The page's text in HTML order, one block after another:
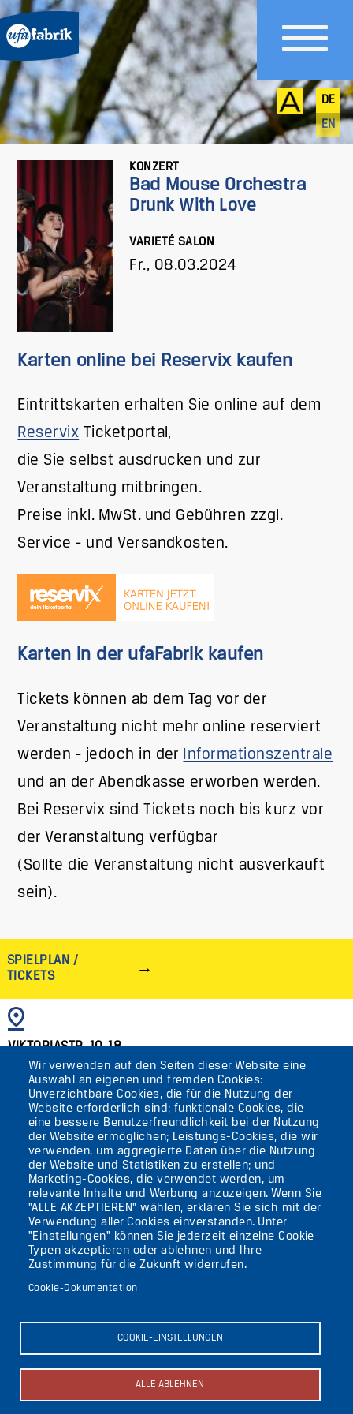
Wir verwenden auf den Seiten dieser Website eine
Auswahl an eigenen und fremden Cookies:
Unverzichtbare Cookies, die für die Nutzung der
Website erforderlich sind; funktionale Cookies, die
eine bessere Benutzerfreundlichkeit bei der Nutzung
der Website ermöglichen; Leistungs-Cookies, die wir
verwenden, um aggregierte Daten über die Nutzung
der Website und Statistiken zu erstellen; und
Marketing-Cookies, die verwendet werden, um
relevante Inhalte und Werbung anzuzeigen. Wenn Sie
"ALLE AKZEPTIEREN" wählen, erklären Sie sich mit der
Verwendung aller Cookies einverstanden. Unter
"Einstellungen" können Sie jederzeit einzelne Cookie-
Typen akzeptieren oder ablehnen und Ihre
Zustimmung für die Zukunft widerrufen.
Cookie-Dokumentation
COOKIE-EINSTELLUNGEN
ALLE ABLEHNEN
DE
EN
KONZERT
Bad Mouse Orchestra
Drunk With Love
VARIETÉ SALON
Fr., 08.03.2024
Karten online bei Reservix kaufen
Eintrittskarten erhalten Sie online auf dem
Reservix Ticketportal,
die Sie selbst ausdrucken und zur
Veranstaltung mitbringen.
Preise inkl. MwSt. und Gebühren zzgl.
Service - und Versandkosten.
Karten in der ufaFabrik kaufen
Tickets können ab dem Tag vor der
Veranstaltung nicht mehr online reserviert
werden - jedoch in der
Informationszentrale
und an der Abendkasse erworben werden.
Bei Reservix sind Tickets noch bis kurz vor
der Veranstaltung verfügbar
(Sollte die Veranstaltung nicht ausverkauft
sein).
SPIELPLAN /
TICKETS
BILD
VIKTORIASTR. 10-18
12105 BERLIN
TEMPELHOF
AKTUELLES
KONTAKT
DIE UFAFABRIK
BERLIN
Suche
Secondary
menu
(GERMAN)